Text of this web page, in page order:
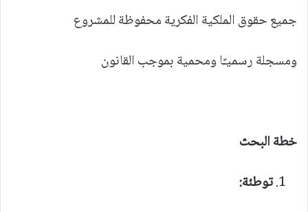
جميع حقوق الملكية الفكرية محفوظة للمشروع
ومسجلة رسميـًا ومحمية بموجب القانون
خطة البحث
توطئة: